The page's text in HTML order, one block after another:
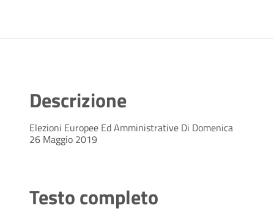
Descrizione
Elezioni Europee Ed Amministrative Di Domenica
26 Maggio 2019
Testo completo